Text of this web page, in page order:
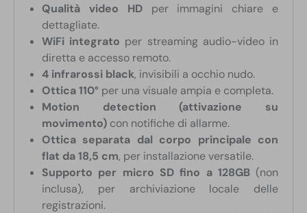
Qualità video HDper immagini chiare e
dettagliate.
WiFi integrato per streaming audio-video in
diretta e accesso remoto.
4 infrarossi black, invisibili a occhio nudo.
Ottica 110° per una visuale ampia e completa.
Motion detection (attivazione su
movimento)con notifiche di allarme.
Ottica separata dal corpo principale con
flat da 18,5 cm, per installazione versatile.
Supporto per micro SD fino a 128GB(non
inclusa), per archiviazione locale delle
registrazioni.